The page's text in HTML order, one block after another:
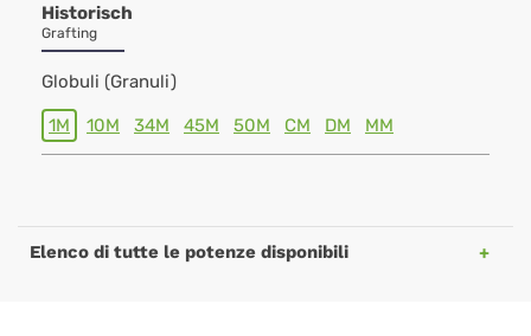
Historisch
Grafting
Globuli (Granuli)
1M 10M 34M 45M 50M CM DM MM
Elenco di tutte le potenze disponibili